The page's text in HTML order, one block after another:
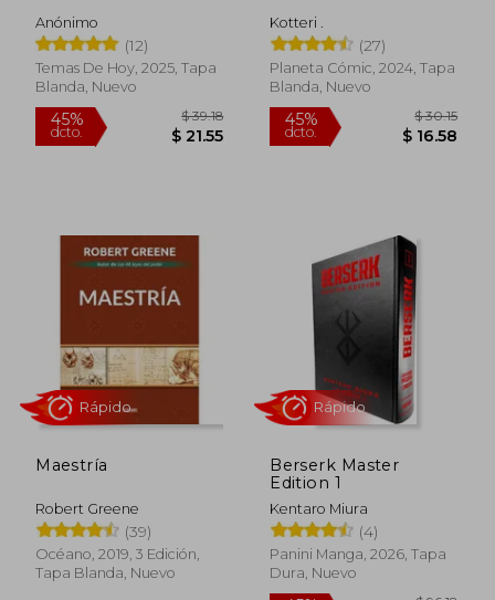
Anónimo
(12)
Temas De Hoy, 2025, Tapa
Blanda, Nuevo
45%
dcto.
Rápido
Kotteri .
(27)
Planeta Cómic, 2024, Tapa
Blanda, Nuevo
45%
dcto.
Rápido
Maestría
Robert Greene
(39)
Océano, 2019, 3 Edición,
Tapa Blanda, Nuevo
Berserk Master
Edition 1
Kentaro Miura
(4)
Panini Manga, 2026, Tapa
Dura, Nuevo